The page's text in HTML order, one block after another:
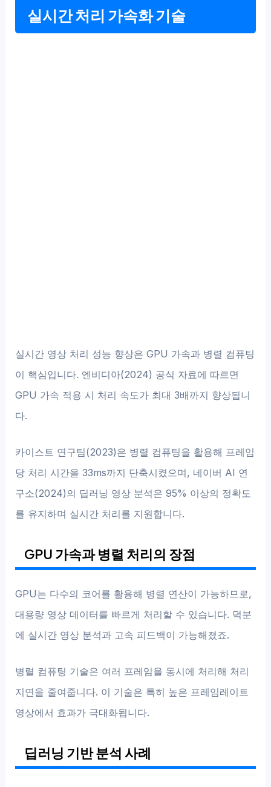
실시간 처리 가속화 기술
실시간 영상 처리 성능 향상은 GPU 가속과 병렬 컴퓨팅
이 핵심입니다. 엔비디아(2024) 공식 자료에 따르면
GPU 가속 적용 시 처리 속도가 최대 3배까지 향상됩니
다.
카이스트 연구팀(2023)은 병렬 컴퓨팅을 활용해 프레임
당 처리 시간을 33ms까지 단축시켰으며, 네이버 AI 연
구소(2024)의 딥러닝 영상 분석은 95% 이상의 정확도
를 유지하며 실시간 처리를 지원합니다.
GPU 가속과 병렬 처리의 장점
GPU는 다수의 코어를 활용해 병렬 연산이 가능하므로,
대용량 영상 데이터를 빠르게 처리할 수 있습니다. 덕분
에 실시간 영상 분석과 고속 피드백이 가능해졌죠.
병렬 컴퓨팅 기술은 여러 프레임을 동시에 처리해 처리
지연을 줄여줍니다. 이 기술은 특히 높은 프레임레이트
영상에서 효과가 극대화됩니다.
딥러닝 기반 분석 사례